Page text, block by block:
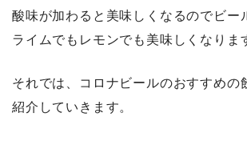
酸味が加わると美味しくなるのでビー
ライムでもレモンでも美味しくなりま
それでは、コロナビールのおすすめの
紹介していきます。